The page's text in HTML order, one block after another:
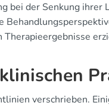
bei der Senkung ihrer
verschrieben.